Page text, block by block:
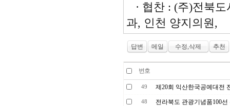
· 협찬 : (주)전북
과, 인천 양지의원,
답변 메일 수정,삭제 추천
번호
49 제20회 익산한국공예대전
48 전라북도 관광기념품100